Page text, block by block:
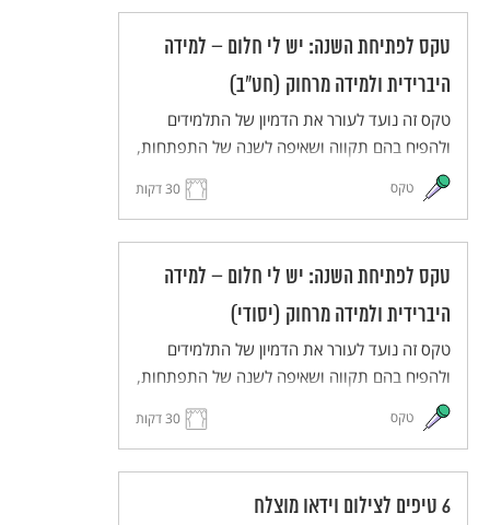
יכיל מוטיבים כגון מבט לעבר ולעתיד, פתיחה
ונעילה של שערים, מעבר מקיץ לסתיו, זיכרון ותיקון
עולם. הטקס מותאם ללמידה היברידית ולמידה
מרחוק.
טקס לפתיחת השנה: יש לי חלום – למידה
היברידית ולמידה מרחוק (חט"ב)
טקס זה נועד לעורר את הדמיון של התלמידים
ולהפיח בהם תקווה ושאיפה לשנה של התפתחות,
יוזמה ועשייה. התלמידים והמורים יחלמו על העתיד
הרחוק ועל העתיד הקרוב, ישתפו זה את זה
וללמידה היברידית.
טקס 30 דקות
טקס לפתיחת השנה: יש לי חלום – למידה
היברידית ולמידה מרחוק (יסודי)
טקס זה נועד לעורר את הדמיון של התלמידים
ולהפיח בהם תקווה ושאיפה לשנה של התפתחות,
יוזמה ועשייה. התלמידים והמורים יחלמו על העתיד
הרחוק ועל העתיד הקרוב, ישתפו זה את זה
וללמידה היברידית.
טקס 30 דקות
6 טיפים לצילום וידאו מוצלח